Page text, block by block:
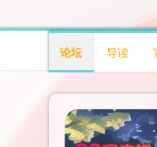
论坛 导读